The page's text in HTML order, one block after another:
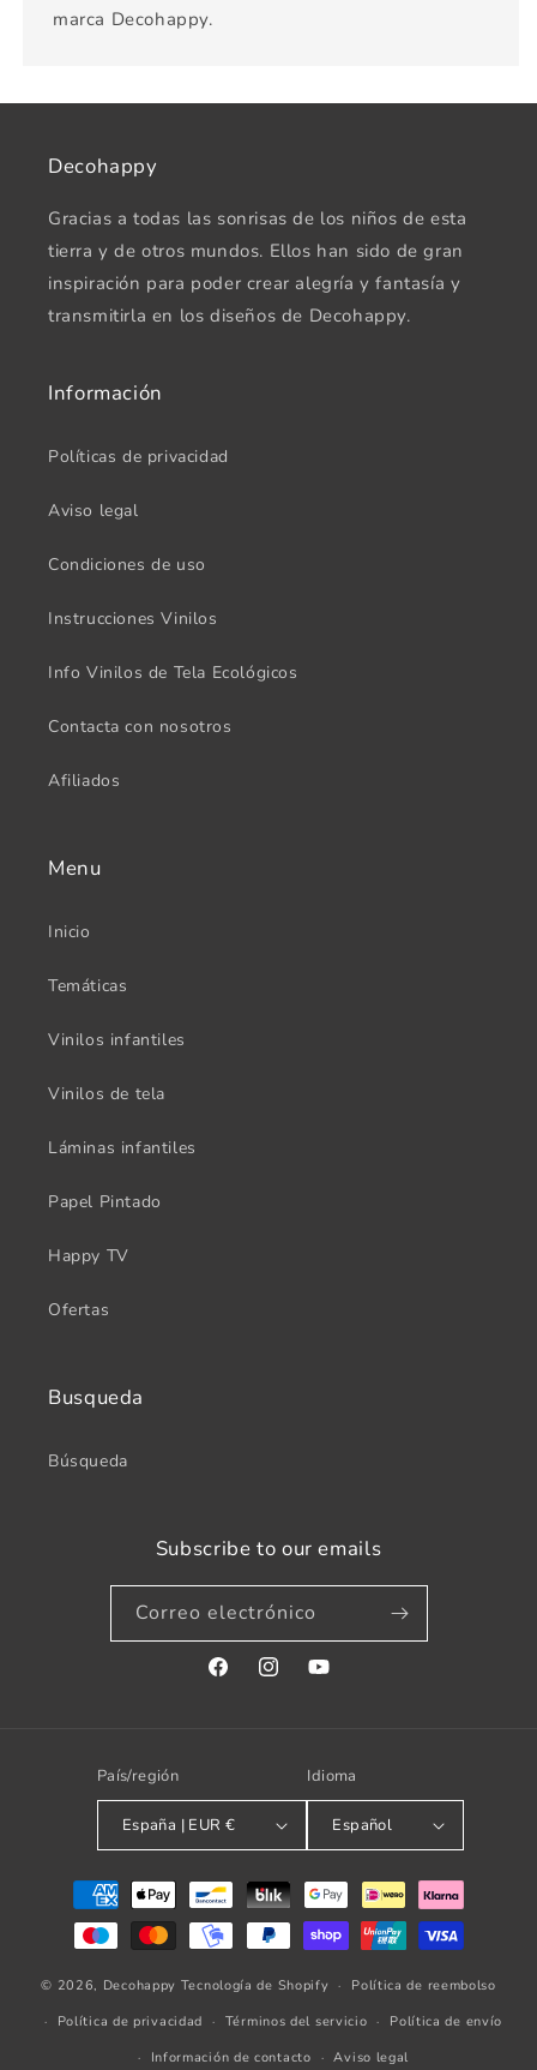
marca Decohappy.
Decohappy
Gracias a todas las sonrisas de los niños de esta
tierra y de otros mundos. Ellos han sido de gran
inspiración para poder crear alegría y fantasía y
transmitirla en los diseños de Decohappy.
Información
Políticas de privacidad
Aviso legal
Condiciones de uso
Instrucciones Vinilos
Info Vinilos de Tela Ecológicos
Contacta con nosotros
Afiliados
Menu
Inicio
Temáticas
Vinilos infantiles
Vinilos de tela
Láminas infantiles
Papel Pintado
Happy TV
Ofertas
Busqueda
Búsqueda
Subscribe to our emails
Correo electrónico
FacebookInstagramYouTube
País/región
España | EUR €
Idioma
Español
Formas
pago
© 2026, Decohappy Tecnología de Shopify
Política de reembolso
Política de privacidad
Términos del servicio
Política de envío
Información de contacto
Aviso legal